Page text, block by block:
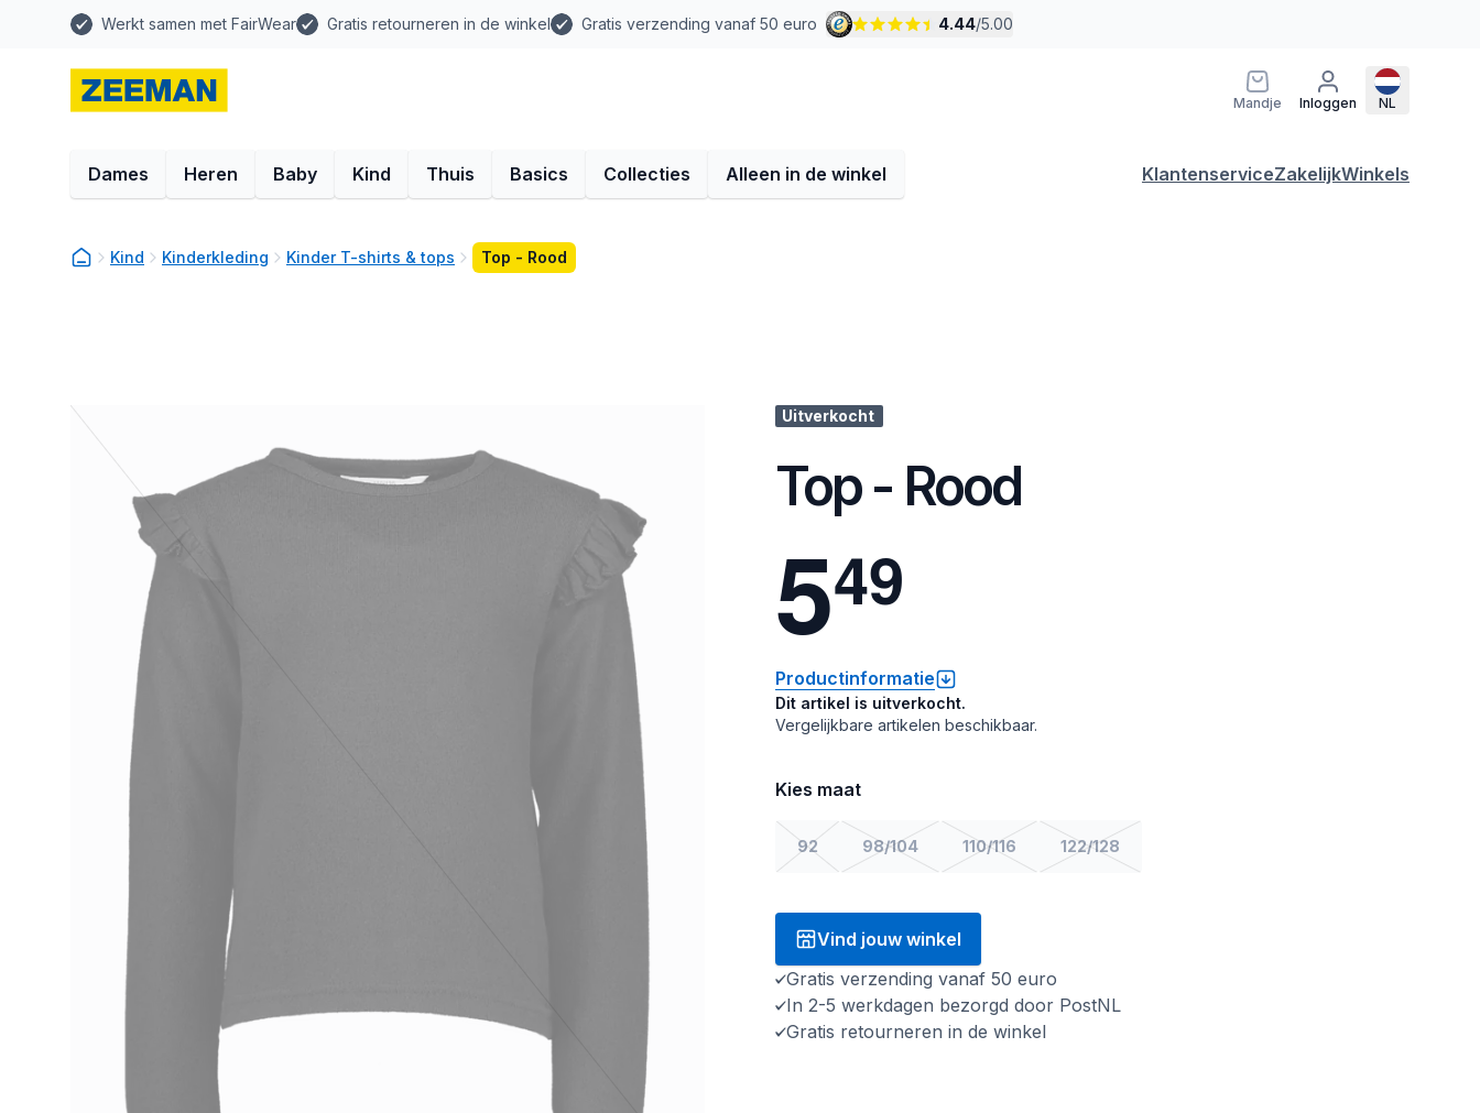
Werkt samen met FairWear Gratis retourneren in de winkel Gratis verzending vanaf 50 euro 4.44/5.00
Mandje Inloggen NL
Dames Heren Baby Kind Thuis Basics Collecties Alleen in de winkel KlantenserviceZakelijkWinkels
Kind Kinderkleding Kinder T-shirts & tops Top - Rood
Uitverkocht
Top - Rood
549
Productinformatie
Dit artikel is uitverkocht.
Vergelijkbare artikelen beschikbaar.
Kies maat
92 98/104 110/116 122/128
Vind jouw winkel
Gratis verzending vanaf 50 euro
In 2-5 werkdagen bezorgd door PostNL
Gratis retourneren in de winkel